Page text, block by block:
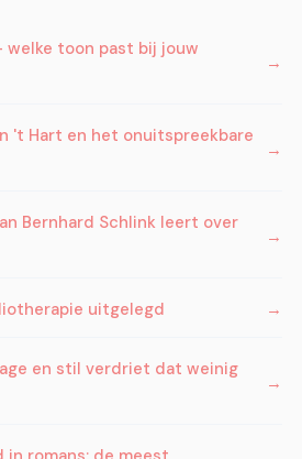
welke toon past bij jouw
't Hart en het onuitspreekbare
Bernhard Schlink leert over
uitgelegd
en stil verdriet dat weinig